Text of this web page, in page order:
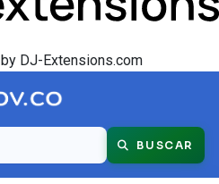
by DJ-Extensions.com
BUSCAR